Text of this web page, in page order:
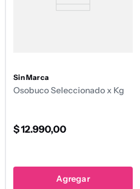
Sin Marca
Osobuco Seleccionado x Kg
$12.990,00
Agregar